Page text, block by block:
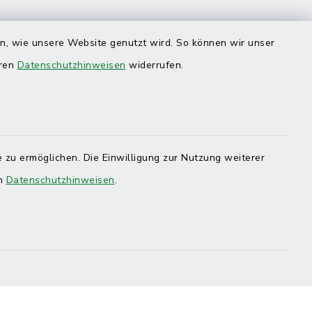
wie unsere Website genutzt wird. So können wir unser
Datenschutzhinweisen widerrufen.
ermöglichen. Die Einwilligung zur Nutzung weiterer
Datenschutzhinweisen.